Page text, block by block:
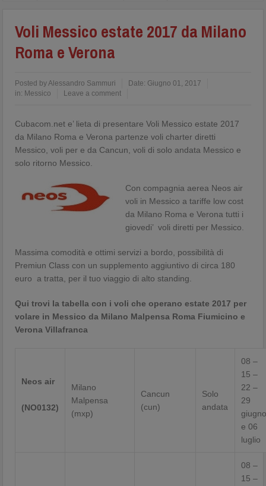
Voli Messico estate 2017 da Milano
Roma e Verona
Posted byAlessandro Sammuri Date: Giugno 01, 2017
in: Messico Leave a comment
Cubacom.net e’ lieta di presentare Voli Messico estate 2017
da Milano Roma e Verona partenze voli charter diretti
Messico, voli per e da Cancun, voli di solo andata Messico e
solo ritorno Messico.
Con compagnia aerea Neos air
voli in Messico a tariffe low cost
da Milano Roma e Verona tutti i
giovedi’ voli diretti per Messico.
Massima comodità e ottimi servizi a bordo, possibilità di
Premiun Class con un supplemento aggiuntivo di circa 180
euro a tratta, per il tuo viaggio di alto standing.
Qui trovi la tabella con i voli che operano estate 2017 per
volare in Messico da Milano Malpensa Roma Fiumicino e
Verona Villafranca
Neos air
(NO0132)
Milano
Malpensa
(mxp)
Cancun
(cun)
Solo
andata
08 –
15 –
22 –
29
e 06
luglio
08 –
15 –